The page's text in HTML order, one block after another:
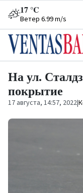
17 °C
Ветер 6.99 m/s
На ул.
покрытие
17 августа, 14:57, 2022|